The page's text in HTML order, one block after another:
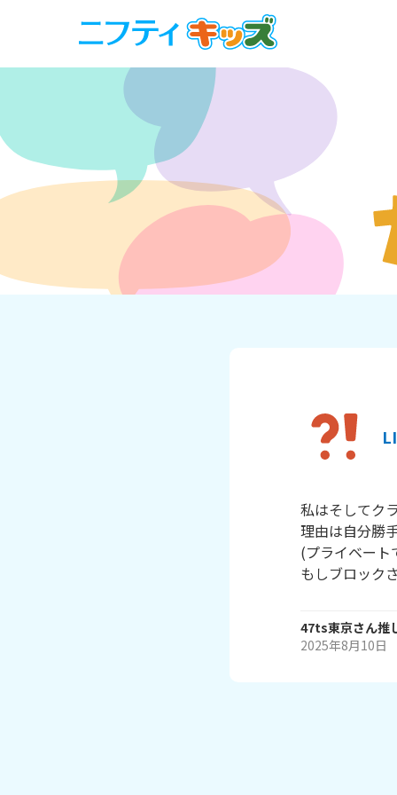
私はそしてク
理由は自分勝
(プライベート
もしブロック
47ts東京さん推
2025年8月10日